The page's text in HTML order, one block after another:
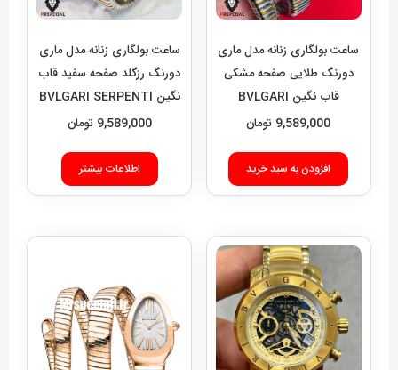
ساعت بولگاری زنانه مدل ماری
دورنگ طلایی صفحه مشکی
قاب نگین BVLGARI
SERPENTI TUBOGAS
9,589,000 تومان
افزودن به سبد خرید
ساعت بولگاری زنانه مدل ماری
دورنگ رزگلد صفحه سفید قاب
نگین BVLGARI SERPENTI
TUBOGAS 021264
9,589,000 تومان
اطلاعات بیشتر